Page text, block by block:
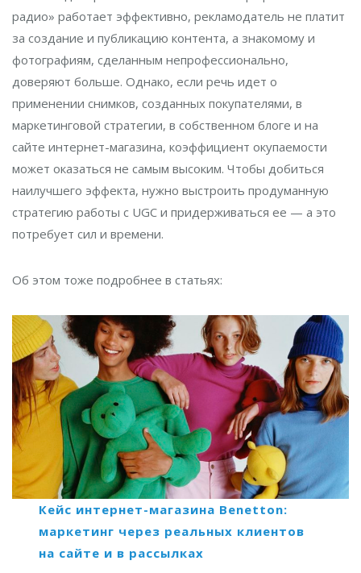
радио» работает эффективно, рекламодатель не платит
за создание и публикацию контента, а знакомому и
фотографиям, сделанным непрофессионально,
доверяют больше. Однако, если речь идет о
применении снимков, созданных покупателями, в
маркетинговой стратегии, в собственном блоге и на
сайте интернет-магазина, коэффициент окупаемости
может оказаться не самым высоким. Чтобы добиться
наилучшего эффекта, нужно выстроить продуманную
стратегию работы с UGC и придерживаться ее — а это
потребует сил и времени.
Об этом тоже подробнее в статьях:
Кейс интернет-магазина Benetton:
маркетинг через реальных клиентов
на сайте и в рассылках